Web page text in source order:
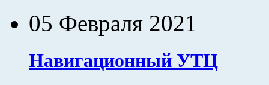
05 Февраля 2021
Навигационный УТЦ